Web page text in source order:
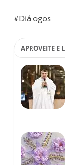
#Diálogos
APROVEITE E